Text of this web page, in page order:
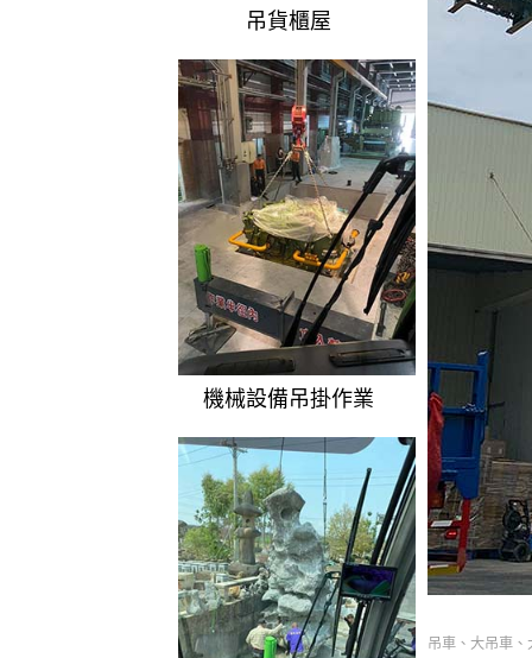
吊貨櫃屋
機械設備吊掛作業
吊車、大吊車